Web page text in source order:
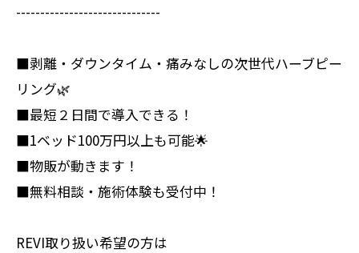
------------------------------
■剥離・ダウンタイム・痛みなしの次世代ハーブピー
リング🌿
■最短２日間で導入できる！
■1ベッド100万円以上も可能🌟
■物販が動きます！
■無料相談・施術体験も受付中！
REVI取り扱い希望の方は